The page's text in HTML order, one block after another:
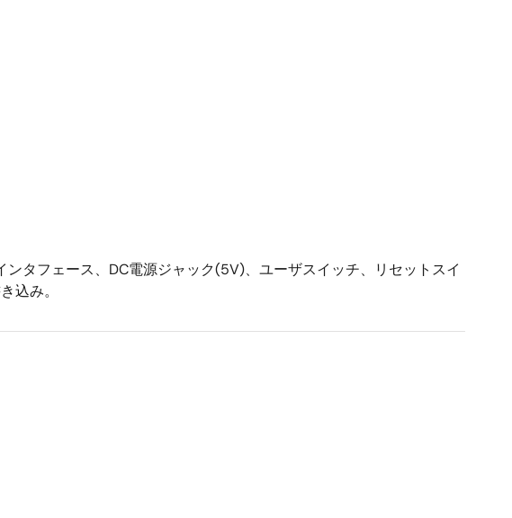
タフェース、DC電源ジャック(5V)、ユーザスイッチ、リセットスイ
込み。